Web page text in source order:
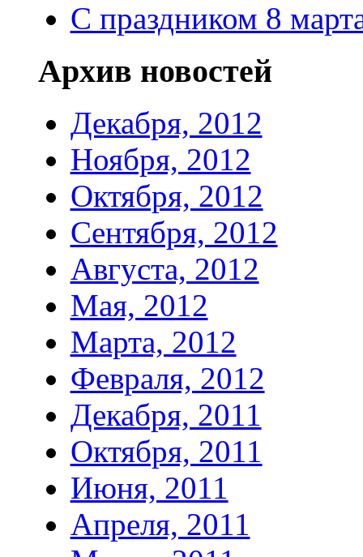
С праздником 8
Архив новостей
Декабря, 2012
Ноября, 2012
Октября, 2012
Сентября, 2012
Августа, 2012
Мая, 2012
Марта, 2012
Февраля, 2012
Декабря, 2011
Октября, 2011
Июня, 2011
Апреля, 2011